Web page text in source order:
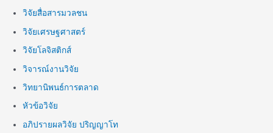
วิจัยสื่อสารมวลชน
วิจัยเศรษฐศาสตร์
วิจัยโลจิสติกส์
วิจารณ์งานวิจัย
วิทยานิพนธ์การตลาด
หัวข้อวิจัย
อภิปรายผลวิจัย ปริญญาโท